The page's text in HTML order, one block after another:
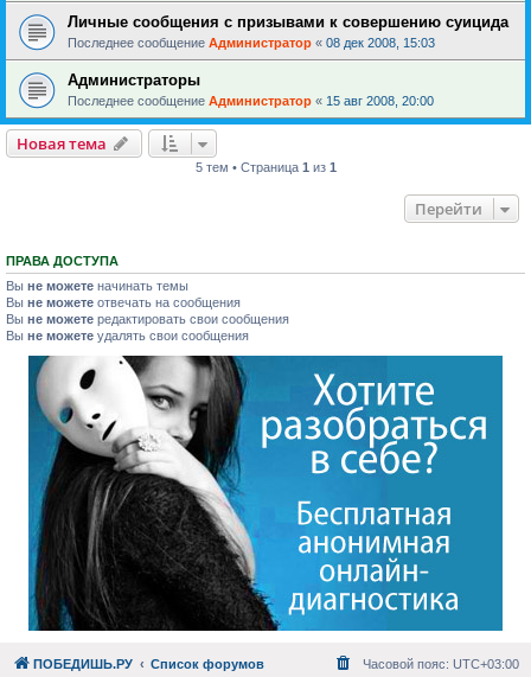
Личные сообщения с призывами к совершению суицида
Последнее сообщение Администратор « 08 дек 2008, 15:03
Администраторы
Последнее сообщение Администратор « 15 авг 2008, 20:00
Новая тема
5 тем • Страница 1 из 1
Перейти
ПРАВА ДОСТУПА
Вы не можете начинать темы
Вы не можете отвечать на сообщения
Вы не можете редактировать свои сообщения
Вы не можете удалять свои сообщения
ПОБЕДИШЬ.РУ Список форумов Часовой пояс: UTC+03:00